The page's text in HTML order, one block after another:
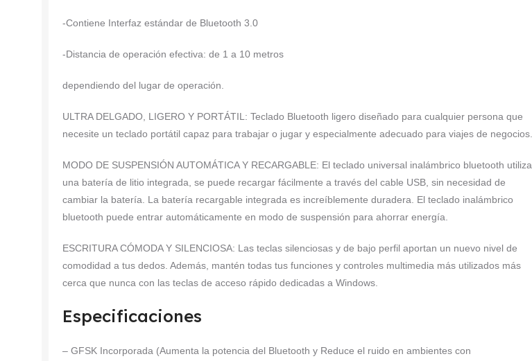
-Contiene Interfaz estándar de Bluetooth 3.0
-Distancia de operación efectiva: de 1 a 10 metros
dependiendo del lugar de operación.
ULTRA DELGADO, LIGERO Y PORTÁTIL: Teclado Bluetooth ligero diseñado para cualquier persona que
necesite un teclado portátil capaz para trabajar o jugar y especialmente adecuado para viajes de negocios.
MODO DE SUSPENSIÓN AUTOMÁTICA Y RECARGABLE: El teclado universal inalámbrico bluetooth utiliza
una batería de litio integrada, se puede recargar fácilmente a través del cable USB, sin necesidad de
cambiar la batería. La batería recargable integrada es increíblemente duradera. El teclado inalámbrico
bluetooth puede entrar automáticamente en modo de suspensión para ahorrar energía.
ESCRITURA CÓMODA Y SILENCIOSA: Las teclas silenciosas y de bajo perfil aportan un nuevo nivel de
comodidad a tus dedos. Además, mantén todas tus funciones y controles multimedia más utilizados más
cerca que nunca con las teclas de acceso rápido dedicadas a Windows.
Especificaciones
– GFSK Incorporada (Aumenta la potencia del Bluetooth y Reduce el ruido en ambientes con